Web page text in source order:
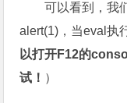
可以看到，我
alert(1)，当eval执
以打开F12的
试！ ）